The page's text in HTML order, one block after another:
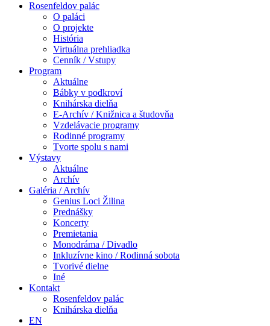
Rosenfeldov palác
O paláci
O projekte
História
Virtuálna prehliadka
Cenník / Vstupy
Program
Aktuálne
Bábky v podkroví
Knihárska dielňa
E-Archív / Knižnica a študovňa
Vzdelávacie programy
Rodinné programy
Tvorte spolu s nami
Výstavy
Aktuálne
Archív
Galéria / Archív
Genius Loci Žilina
Prednášky
Koncerty
Premietania
Monodráma / Divadlo
Inkluzívne kino / Rodinná sobota
Tvorivé dielne
Iné
Kontakt
Rosenfeldov palác
Knihárska dielňa
EN